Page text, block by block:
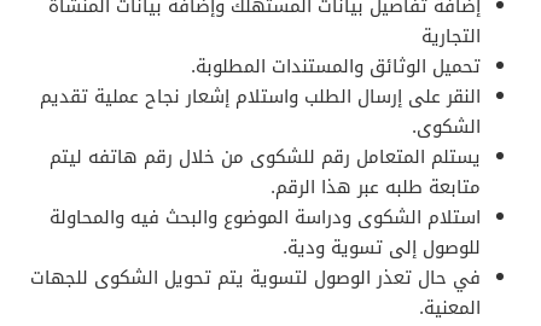
التجارية
تحميل الوثائق والمستندات المطلوبة.
النقر على إرسال الطلب واستلام إشعار نجاح عملية تقديم
الشكوى.
يستلم المتعامل رقم للشكوى من خلال رقم هاتفه ليتم
متابعة طلبه عبر هذا الرقم.
استلام الشكوى ودراسة الموضوع والبحث فيه والمحاولة
للوصول إلى تسوية ودية.
في حال تعذر الوصول لتسوية يتم تحويل الشكوى للجهات
المعنية.